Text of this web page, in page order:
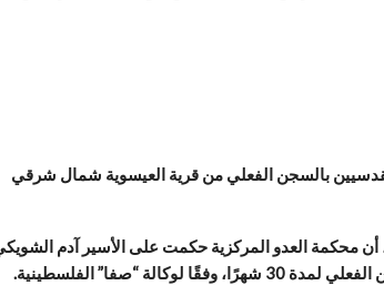
بالسجن الفعلي من قرية العيسوية شمال شرقي
محكمة العدو المركزية حكمت على الأسير آدم